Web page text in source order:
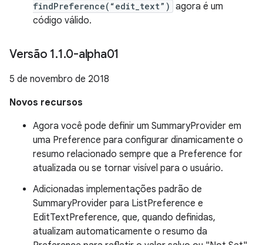
findPreference(“edit_text”) agora é um
código válido.
Versão 1.1.0-alpha01
5 de novembro de 2018
Novos recursos
Agora você pode definir um SummaryProvider em
uma Preference para configurar dinamicamente o
resumo relacionado sempre que a Preference for
atualizada ou se tornar visível para o usuário.
Adicionadas implementações padrão de
SummaryProvider para ListPreference e
EditTextPreference, que, quando definidas,
atualizam automaticamente o resumo da